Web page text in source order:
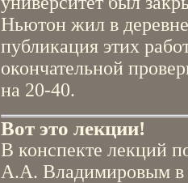
Ньютон жил в
публикация этих
окончательной
на 20-40.
Вот это лекции!
В конспекте лекций
А.А. Владимировым